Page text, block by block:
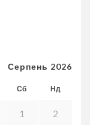
Серпень 2026
Сб Нд
1 2